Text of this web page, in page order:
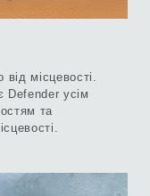
місцевості.
Defender усім
та